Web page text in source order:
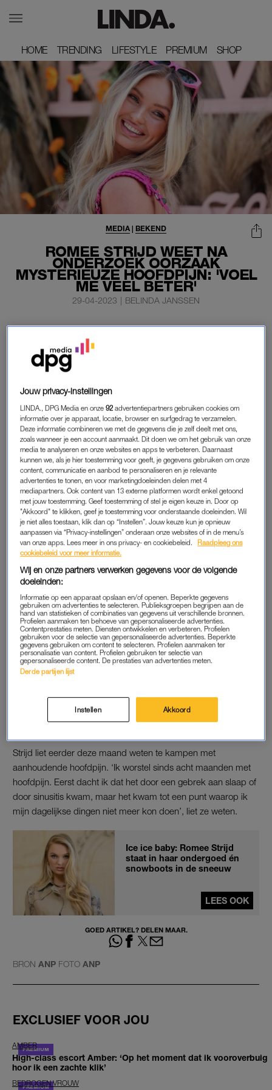
HOME
HOME TRENDING
TRENDING LIFESTYLE
LIFESTYLE PREMIUM
PREMIUM SHOP
SHOP
ROMEE STRIJD WEET NA
ONDERZOEK OORZAAK
MYSTERIEUZE HOOFDPIJN: 'VOEL
ME VEEL BETER'
MEDIA | BEKEND
29-04-2023 | BELINDA JANSSEN
Romee Strijd voelt zich stukken beter dan een week
geleden. Het model denkt dankzij een bezoek aan de
neuroloog zeker te weten wat de oorzaak is van
mysterieuze hoofdpijn waar ze last van had.
Dat schrijft het 27-jarige model in een bericht op Instagram.
ROMEE STRIJD
‘Ik ben zo blij want ik heb een bezoek gebracht aan een
fantastische neuroloog hier in Nederland”, aldus Strijd. ‘Nadat
ik al mijn klachten had verteld zei hij dat het geen migraine is,
maar dat het waarschijnlijk komt door Supra-orbitalis
neuralgie’, schrijft het model. Dat is een pijnlijke aandoening
van de supra-orbitalis zenuw als gevolg van een beschadiging.
Na een aantal behandelingen heeft Strijd
hoofdpijn. ‘Nu, een week later, durf ik met 90 procent
zekerheid te zeggen dat dit de oorzaak was van mijn
hoofdpijn. Ik voel me zoveel beter!’
Hallo botox, vaarwel
hoofdpijn: zo verminder je pijn
tijdens migraine
Strijd liet eerder deze maand weten te kampen met
aanhoudende hoofdpijn. ‘Ik worstel sinds acht maanden met
hoofdpijn. Eerst dacht ik dat het door een gebrek aan slaap of
door sinusitis kwam, maar het kwam tot een punt waarop ik
mijn dagelijkse dingen niet meer kon doen’, liet ze weten.
Ice ice baby: Romee Strijd
staat in haar ondergoed én
snowboots in de sneeuw
LEES OOK
GOED ARTIKEL? DELEN MAAR.
BRON ANP FOTO ANP
EXCLUSIEF VOOR JOU
AMBER
High-class escort Amber: ‘Op het moment dat ik vooroverbuig
hoor ik een zachte klik’
BEDROGEN VROUW
Jouw privacy-instellingen
LINDA., DPG Media en onze92 advertentiepartners gebruiken cookies om
informatie over je apparaat, locatie, browser en surfgedrag te verzamelen.
Deze informatie combineren we met de gegevens die je zelf deelt met ons,
zoals wanneer je een account aanmaakt. Dit doen we om het gebruik van onze
media te analyseren en onze websites en apps te verbeteren. Daarnaast
kunnen we, als je hier toestemming voor geeft, je gegevens gebruiken om onze
content, communicatie en aanbod te personaliseren en je relevante
advertenties te tonen, en voor marketingdoeleinden delen met 4
mediapartners. Ook content van 13 externe platformen wordt enkel getoond
met jouw toestemming. Geef toestemming of stel je eigen keuze in. Door op
"Akkoord" te klikken, geef je toestemming voor onderstaande doeleinden. Wil
je niet alles toestaan, klik dan op “Instellen”. Jouw keuze kun je opnieuw
aanpassen via “Privacy-instellingen” onderaan onze websites of in de menu’s
van onze apps. Lees meer in ons privacy- en cookiebeleid.
Raadpleeg ons
cookiebeleid voor meer informatie.
Wij en onze partners verwerken gegevens voor de volgende
doeleinden:
Informatie op een apparaat opslaan en/of openen. Beperkte gegevens
gebruiken om advertenties te selecteren. Publieksgroepen begrijpen aan de
hand van statistieken of combinaties van gegevens uit verschillende bronnen.
Profielen aanmaken ten behoeve van gepersonaliseerde advertenties.
Contentprestaties meten. Diensten ontwikkelen en verbeteren. Profielen
gebruiken voor de selectie van gepersonaliseerde advertenties. Beperkte
gegevens gebruiken om content te selecteren. Profielen aanmaken ter
personalisatie van content. Profielen gebruiken ter selectie van
gepersonaliseerde content. De prestaties van advertenties meten.
Derde partijen lijst
Instellen Akkoord